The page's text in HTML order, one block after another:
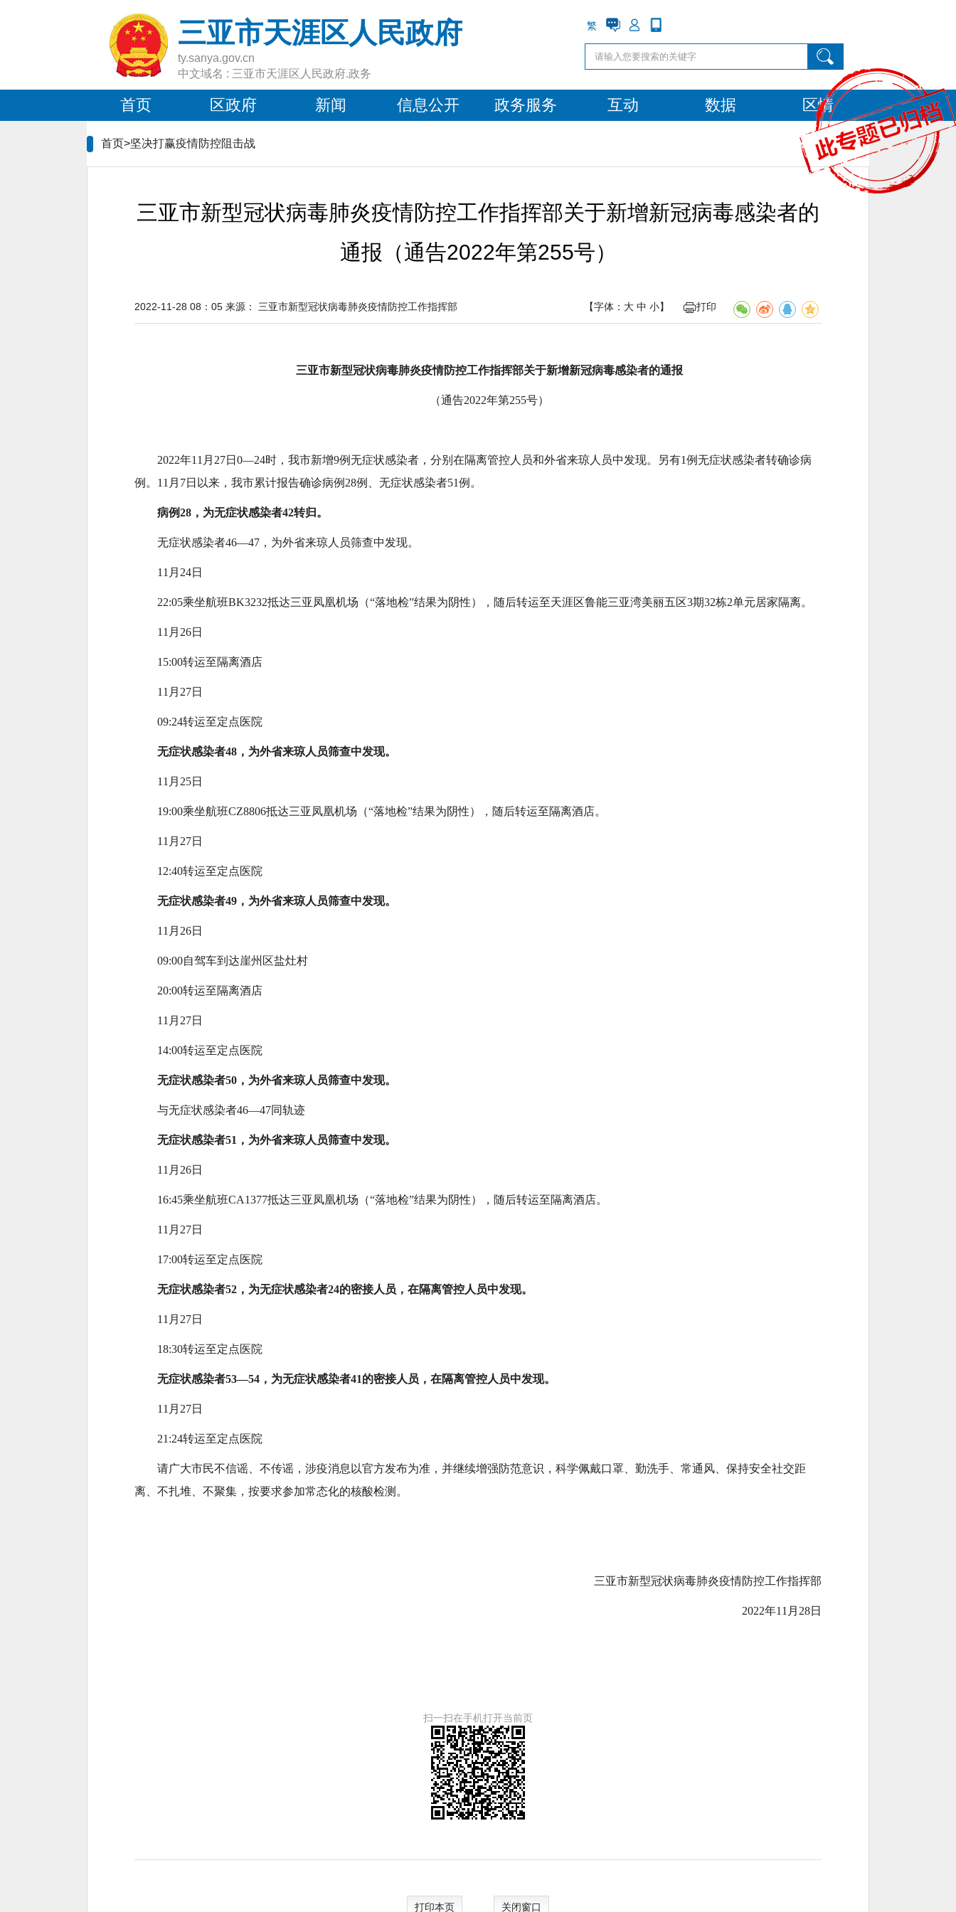
三亚市天涯区人民政府
ty.sanya.gov.cn
中文域名 : 三亚市天涯区人民政府.政务
繁
首页 区政府 新闻 信息公开 政务服务 互动 数据 区情
首页>坚决打赢疫情防控阻击战
三亚市新型冠状病毒肺炎疫情防控工作指挥部关于新增新冠病毒感染者的
通报（通告2022年第255号）
【字体： 大 中 小】 打印
2022-11-28 08：05 来源： 三亚市新型冠状病毒肺炎疫情防控工作指挥部
三亚市新型冠状病毒肺炎疫情防控工作指挥部关于新增新冠病毒感染者的通报
（通告2022年第255号）
2022年11月27日0—24时，我市新增9例无症状感染者，分别在隔离管控人员和外省来琼人员中发现。另有1例无症状感染者转确诊病
例。11月7日以来，我市累计报告确诊病例28例、无症状感染者51例。
病例28，为无症状感染者42转归。
无症状感染者46—47，为外省来琼人员筛查中发现。
11月24日
22:05乘坐航班BK3232抵达三亚凤凰机场（“落地检”结果为阴性），随后转运至天涯区鲁能三亚湾美丽五区3期32栋2单元居家隔离。
11月26日
15:00转运至隔离酒店
11月27日
09:24转运至定点医院
无症状感染者48，为外省来琼人员筛查中发现。
11月25日
19:00乘坐航班CZ8806抵达三亚凤凰机场（“落地检”结果为阴性），随后转运至隔离酒店。
11月27日
12:40转运至定点医院
无症状感染者49，为外省来琼人员筛查中发现。
11月26日
09:00自驾车到达崖州区盐灶村
20:00转运至隔离酒店
11月27日
14:00转运至定点医院
无症状感染者50，为外省来琼人员筛查中发现。
与无症状感染者46—47同轨迹
无症状感染者51，为外省来琼人员筛查中发现。
11月26日
16:45乘坐航班CA1377抵达三亚凤凰机场（“落地检”结果为阴性），随后转运至隔离酒店。
11月27日
17:00转运至定点医院
无症状感染者52，为无症状感染者24的密接人员，在隔离管控人员中发现。
11月27日
18:30转运至定点医院
无症状感染者53—54，为无症状感染者41的密接人员，在隔离管控人员中发现。
11月27日
21:24转运至定点医院
请广大市民不信谣、不传谣，涉疫消息以官方发布为准，并继续增强防范意识，科学佩戴口罩、勤洗手、常通风、保持安全社交距
离、不扎堆、不聚集，按要求参加常态化的核酸检测。
三亚市新型冠状病毒肺炎疫情防控工作指挥部
2022年11月28日
扫一扫在手机打开当前页
打印本页 关闭窗口